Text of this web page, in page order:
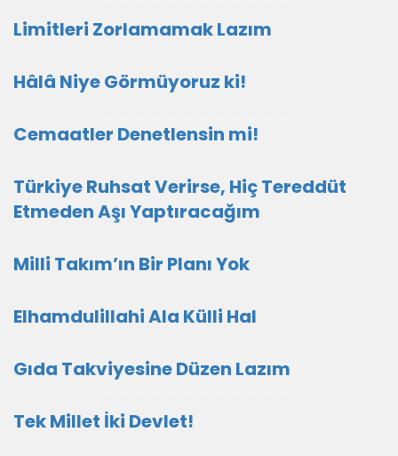
Limitleri Zorlamamak Lazım
Hâlâ Niye Görmüyoruz ki!
Cemaatler Denetlensin mi!
Türkiye Ruhsat Verirse, Hiç Tereddüt
Etmeden Aşı Yaptıracağım
Milli Takım’ın Bir Planı Yok
Elhamdulillahi Ala Külli Hal
Gıda Takviyesine Düzen Lazım
Tek Millet İki Devlet!